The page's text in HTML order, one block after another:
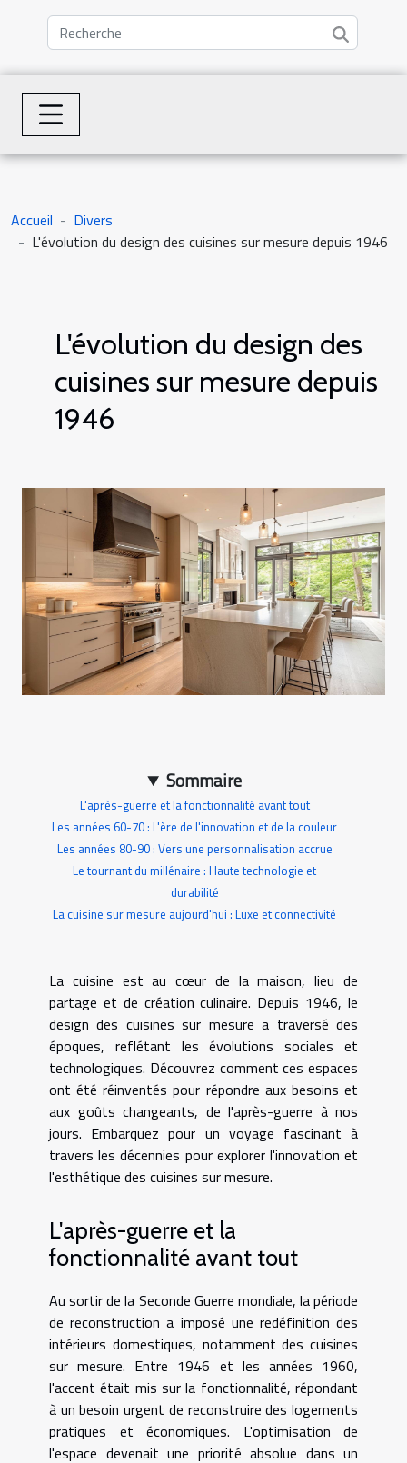
Accueil
Divers
L'évolution du design des cuisines sur mesure depuis 1946
L'évolution du design des
cuisines sur mesure depuis
1946
Sommaire
L'après-guerre et la fonctionnalité avant tout
Les années 60-70 : L'ère de l'innovation et de la couleur
Les années 80-90 : Vers une personnalisation accrue
Le tournant du millénaire : Haute technologie et
durabilité
La cuisine sur mesure aujourd'hui : Luxe et connectivité
La cuisine est au cœur de la maison, lieu de
partage et de création culinaire. Depuis 1946, le
design des cuisines sur mesure a traversé des
époques, reflétant les évolutions sociales et
technologiques. Découvrez comment ces espaces
ont été réinventés pour répondre aux besoins et
aux goûts changeants, de l'après-guerre à nos
jours. Embarquez pour un voyage fascinant à
travers les décennies pour explorer l'innovation et
l'esthétique des cuisines sur mesure.
L'après-guerre et la
fonctionnalité avant tout
Au sortir de la Seconde Guerre mondiale, la période
de reconstruction a imposé une redéfinition des
intérieurs domestiques, notamment des cuisines
sur mesure. Entre 1946 et les années 1960,
l'accent était mis sur la fonctionnalité, répondant
à un besoin urgent de reconstruire des logements
pratiques et économiques. L'optimisation de
l'espace devenait une priorité absolue dans un